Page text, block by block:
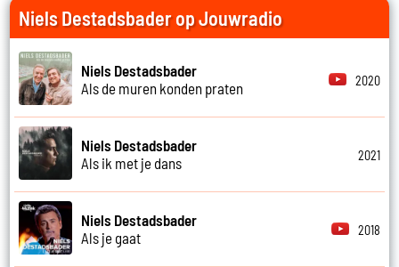
Niels Destadsbader op Jouwradio
Niels Destadsbader
Als de muren konden praten
2020
Niels Destadsbader
Als ik met je dans
2021
Niels Destadsbader
Als je gaat
2018